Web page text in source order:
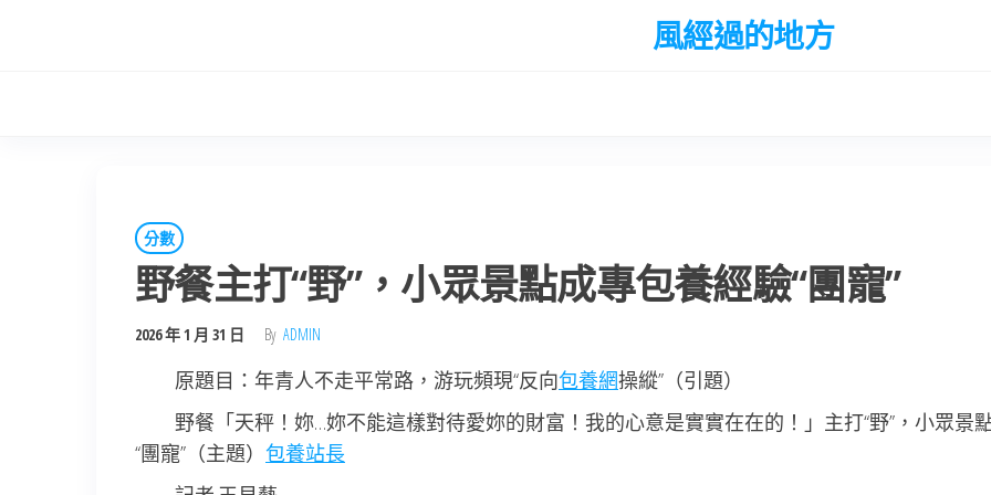
風經過的地方
分數
野餐主打“野”，小眾景點成專包養經驗“團寵”
2026 年 1 月 31 日 By ADMIN
原題目：年青人不走平常路，游玩頻現“反向包養網操縱”（引題）
野餐「天秤！妳…妳不能這樣對待愛妳的財富！我的心意是實實在在的！」主打“野”，小眾景
“團寵”（主題） 包養站長